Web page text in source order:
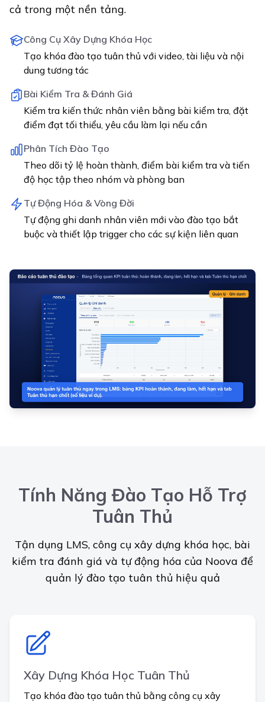
cả trong một nền tảng.
Công Cụ Xây Dựng Khóa Học
Tạo khóa đào tạo tuân thủ với video, tài liệu và nội
dung tương tác
Bài Kiểm Tra & Đánh Giá
Kiểm tra kiến thức nhân viên bằng bài kiểm tra, đặt
điểm đạt tối thiểu, yêu cầu làm lại nếu cần
Phân Tích Đào Tạo
Theo dõi tỷ lệ hoàn thành, điểm bài kiểm tra và tiến
độ học tập theo nhóm và phòng ban
Tự Động Hóa & Vòng Đời
Tự động ghi danh nhân viên mới vào đào tạo bắt
buộc và thiết lập trigger cho các sự kiện liên quan
Tính Năng Đào Tạo Hỗ Trợ
Tuân Thủ
Tận dụng LMS, công cụ xây dựng khóa học, bài
kiểm tra đánh giá và tự động hóa của Noova để
quản lý đào tạo tuân thủ hiệu quả
Xây Dựng Khóa Học Tuân Thủ
Tạo khóa đào tạo tuân thủ bằng công cụ xây